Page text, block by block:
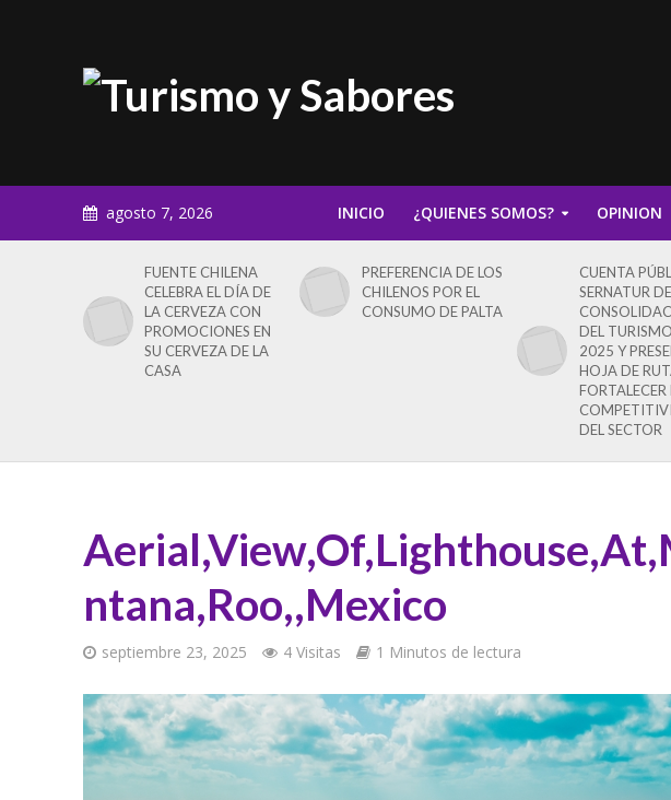
agosto 7, 2026 INICIO ¿QUIENES SOMOS? OPINION
FUENTE CHILENA
CELEBRA EL DÍA DE
LA CERVEZA CON
PROMOCIONES EN
SU CERVEZA DE LA
CASA
PREFERENCIA DE LOS
CHILENOS POR EL
CONSUMO DE PALTA
CUENTA
SERNATUR
DEL
2025 Y
HOJA DE
FORTALECER
DEL SECTOR
ntana,Roo,,Mexico
septiembre 23, 2025 4 Visitas 1 Minutos de lectura